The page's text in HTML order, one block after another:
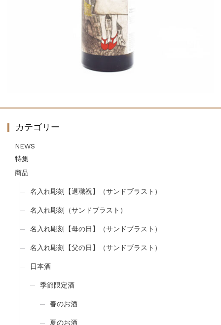
カテゴリー
NEWS
特集
商品
名入れ彫刻【退職祝】（サンドブラスト）
名入れ彫刻（サンドブラスト）
名入れ彫刻【母の日】（サンドブラスト）
名入れ彫刻【父の日】（サンドブラスト）
日本酒
季節限定酒
春のお酒
夏のお酒